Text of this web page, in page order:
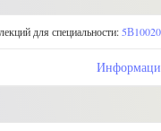
для специальности: